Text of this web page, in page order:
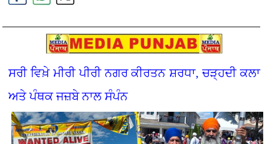
ਸਰੀ ਵਿਖ਼ੇ ਮੀਰੀ ਪੀਰੀ ਨਗਰ ਕੀਰਤਨ ਸ਼ਰਧਾ, ਚੜ੍ਹਦੀ ਕਲਾ
ਅਤੇ ਪੰਥਕ ਜਜ਼ਬੇ ਨਾਲ ਸੰਪੰਨ